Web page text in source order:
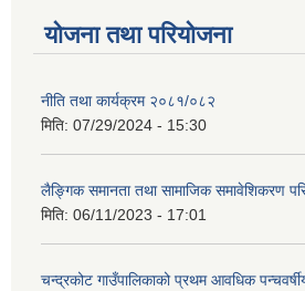
योजना तथा परियोजना
नीति तथा कार्यक्रम २०८१/०८२
मिति: 07/29/2024 - 15:30
लैङ्गिक समानता तथा सामाजिक समावेशिकरण
मिति: 06/11/2023 - 17:01
चन्द्रकोट गाउँपालिकाको प्रथम आवधिक